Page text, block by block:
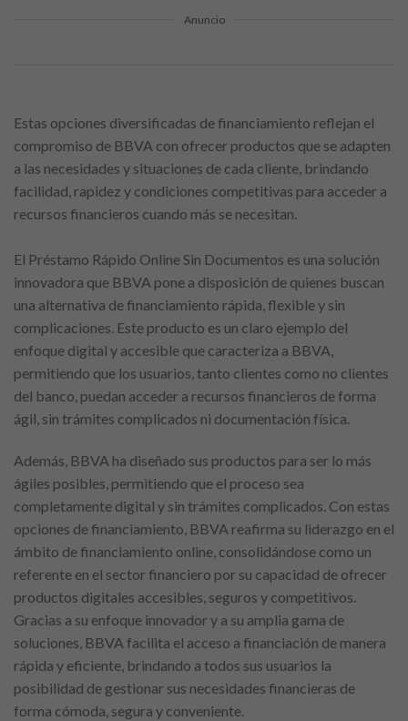
Anuncio
Estas opciones diversificadas de financiamiento reflejan el
compromiso de BBVA con ofrecer productos que se adapten
a las necesidades y situaciones de cada cliente, brindando
facilidad, rapidez y condiciones competitivas para acceder a
recursos financieros cuando más se necesitan.
El Préstamo Rápido Online Sin Documentos es una solución
innovadora que BBVA pone a disposición de quienes buscan
una alternativa de financiamiento rápida, flexible y sin
complicaciones. Este producto es un claro ejemplo del
enfoque digital y accesible que caracteriza a BBVA,
permitiendo que los usuarios, tanto clientes como no clientes
del banco, puedan acceder a recursos financieros de forma
ágil, sin trámites complicados ni documentación física.
Además, BBVA ha diseñado sus productos para ser lo más
ágiles posibles, permitiendo que el proceso sea
completamente digital y sin trámites complicados. Con estas
opciones de financiamiento, BBVA reafirma su liderazgo en el
ámbito de financiamiento online, consolidándose como un
referente en el sector financiero por su capacidad de ofrecer
productos digitales accesibles, seguros y competitivos.
Gracias a su enfoque innovador y a su amplia gama de
soluciones, BBVA facilita el acceso a financiación de manera
rápida y eficiente, brindando a todos sus usuarios la
posibilidad de gestionar sus necesidades financieras de
forma cómoda, segura y conveniente.